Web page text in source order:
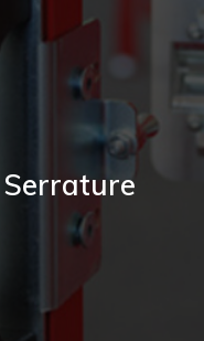
Serrature